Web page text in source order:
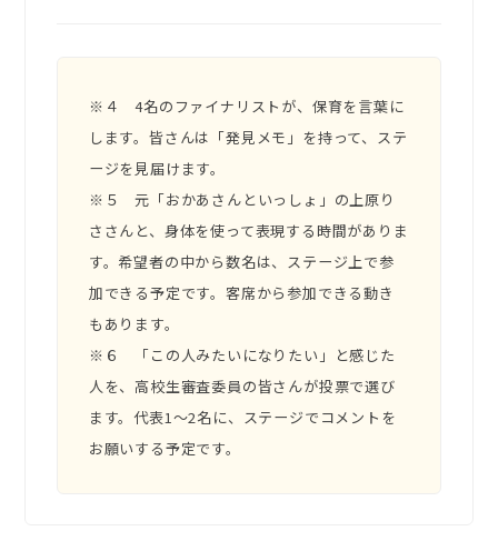
※４ 4名のファイナリストが、保育を言葉に
します。皆さんは「発見メモ」を持って、ステ
ージを見届けます。
※５ 元「おかあさんといっしょ」の上原り
ささんと、身体を使って表現する時間がありま
す。希望者の中から数名は、ステージ上で参
加できる予定です。客席から参加できる動き
もあります。
※６ 「この人みたいになりたい」と感じた
人を、高校生審査委員の皆さんが投票で選び
ます。代表1〜2名に、ステージでコメントを
お願いする予定です。